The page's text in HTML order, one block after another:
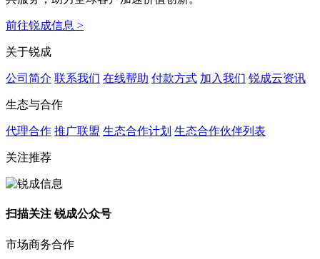
前往锐成信息 >
关于锐成
公司简介 联系我们 在线帮助 付款方式 加入我们 锐成云资讯
生态与合作
代理合作 推广联盟 生态合作计划 生态合作伙伴列表
关注推荐
扫描关注 锐成公众号
市场商务合作